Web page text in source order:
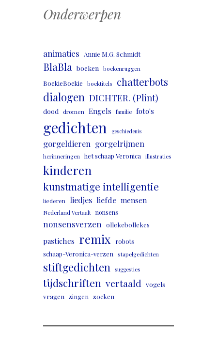
Onderwerpen
animaties Annie M.G. Schmidt
BlaBla boeken boekenruggen
BoekieBoekie boektitels chatterbots
dialogen DICHTER. (Plint)
dood dromen Engels familie foto's
gedichten geschiedenis
gorgeldieren gorgelrijmen
herinneringen het schaap Veronica illustraties
kinderen
kunstmatige intelligentie
liederen liedjes liefde mensen
Nederland Vertaalt nonsens
nonsensverzen ollekebollekes
pastiches remix
robots
schaap-Veronica-verzen stapelgedichten
stiftgedichten suggesties
tijdschriften vertaald vogels
vragen zingen zoeken